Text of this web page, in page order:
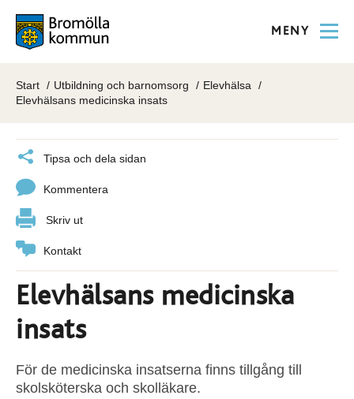
MENY
Start Utbildning och barnomsorg
Elevhälsa
Elevhälsans medicinska insats
Tipsa och dela sidan
Kommentera
Skriv ut
Kontakt
Elevhälsans medicinska
insats
För de medicinska insatserna finns tillgång till
skolsköterska och skolläkare.